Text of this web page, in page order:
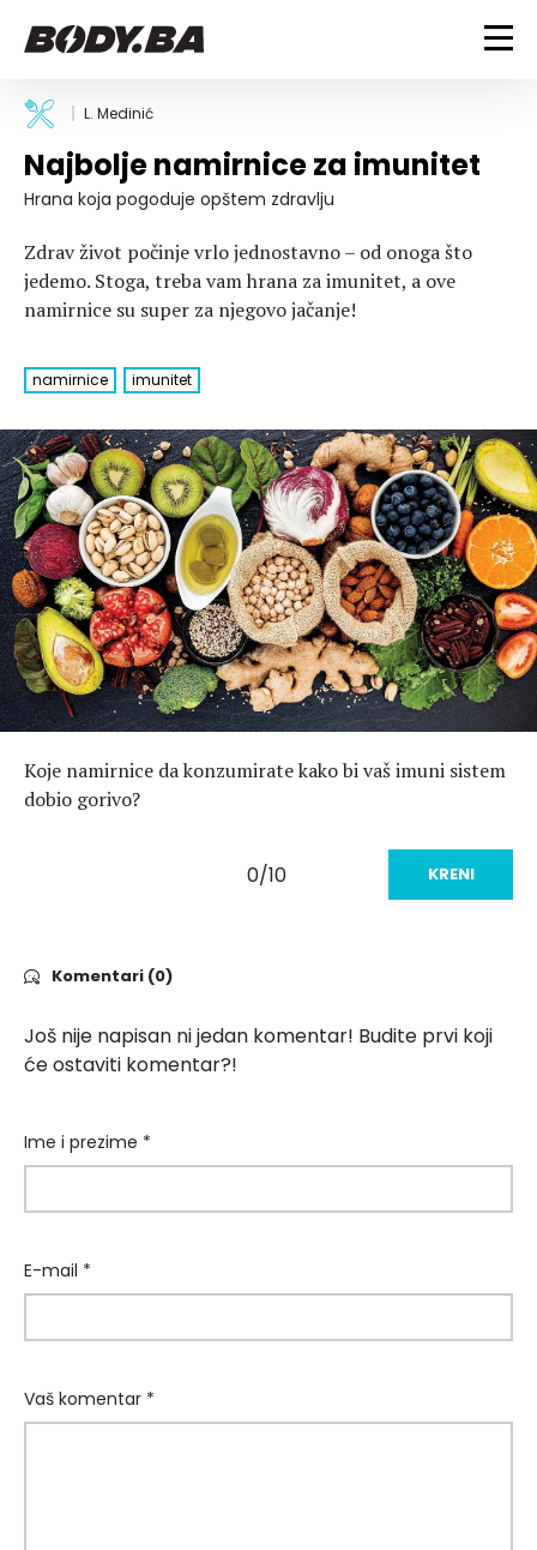
FITNESS
Vježbanje
Mršanje
Indoor & Outdoor
BODYBUILDING
Takmičarski bodybuilding
Savjeti
ISHRANA
Dijete
Nutricionizam
Recepti
Suplementi
Tablica kalorija
ZDRAVLJE
Um i tijelo
Povrede i bolesti
Lifestyle
Trudnice
LIFESTYLE
Bodybuilding
Fitness
Ishrana
Zdravlje
Hedonizam
VODA
MAGAZIN
Njega nje
Njega njega
Šminka
Tehnologija
KALORIJE
L. Medinić
Najbolje namirnice za imunitet
Hrana koja pogoduje opštem zdravlju
Zdrav život počinje vrlo jednostavno – od onoga što
jedemo. Stoga, treba vam hrana za imunitet, a ove
namirnice su super za njegovo jačanje!
namirnice imunitet
Koje namirnice da konzumirate kako bi vaš imuni sistem
dobio gorivo?
0/10 KRENI
Komentari (0)
Još nije napisan ni jedan komentar! Budite prvi koji
će ostaviti komentar?!
Ime i prezime *
E-mail *
Vaš komentar *